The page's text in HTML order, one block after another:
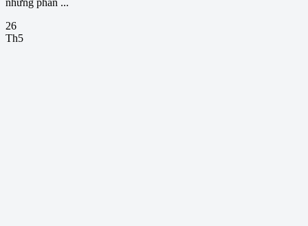
những phần ...
26
Th5